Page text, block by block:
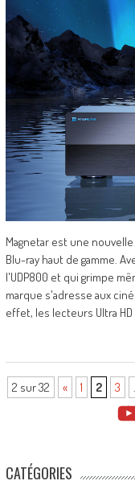
Magnetar est une
Blu-ray haut de gamme.
l'UDP800 et qui grimpe
marque s'adresse aux
effet, les lecteurs Ultra HD
2 sur 32 « 1 2 3
CATÉGORIES